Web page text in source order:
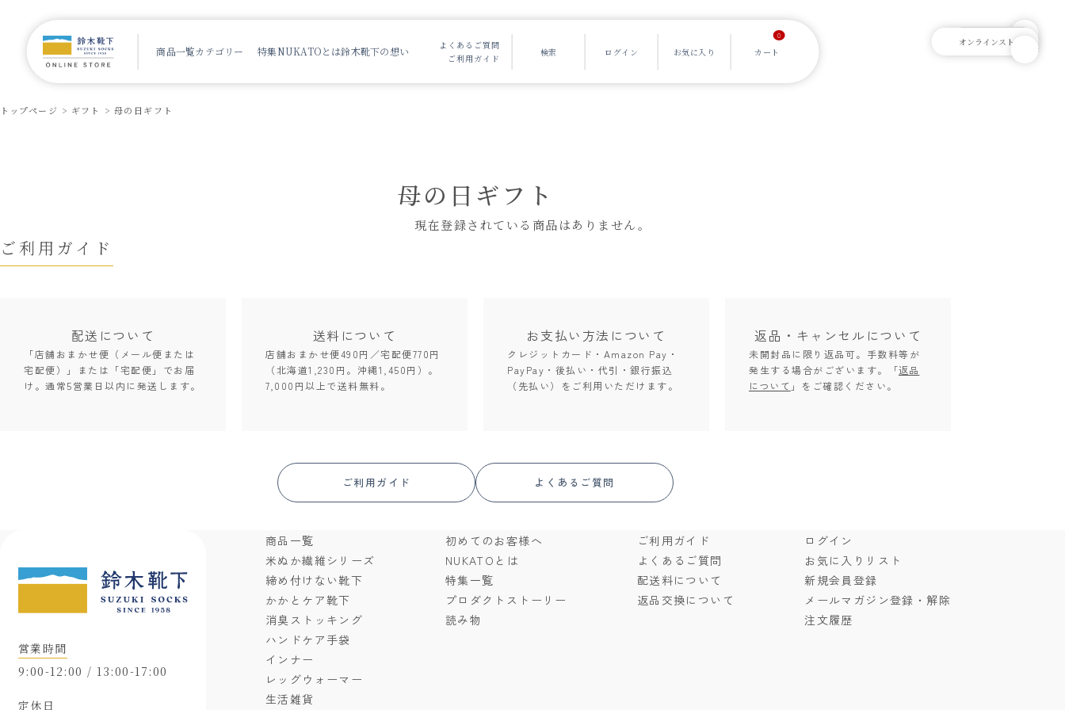
商品一覧カテゴリー 特集NUKATOとは鈴木靴下の想い
よくあるご質問
ご利用ガイド
0
トップページ ギフト 母の日ギフト
母の日ギフト
現在登録されている商品はありません。
ご利用ガイド
配送について
「店舗おまかせ便（メール便または
宅配便）」または「宅配便」でお届
け。通常5営業日以内に発送します。
送料について
店舗おまかせ便490円／宅配便770円
（北海道1,230円。沖縄1,450円）。
7,000円以上で送料無料。
お支払い方法 について
クレジットカード・Amazon Pay・
PayPay・後払い・代引・銀行振込
（先払い）をご利用いただけます。
返品・キャンセル について
未開封品に限り返品可。手数料等が
発生する場合がございます。「返品
について 」をご確認ください。
ご利用ガイド よくあるご質問
営業時間
9:00-12:00 / 13:00-17:00
定休日
商品一覧
米ぬか繊維シリーズ
締め付けない靴下
かかとケア靴下
消臭ストッキング
ハンドケア手袋
インナー
レッグウォーマー
生活雑貨
初めてのお客様へ
NUKATOとは
特集一覧
プロダクトストーリー
読み物
ご利用ガイド
よくあるご質問
配送料について
返品交換について
ログイン
お気に入りリスト
新規会員登録
メールマガジン登録・解除
注文履歴